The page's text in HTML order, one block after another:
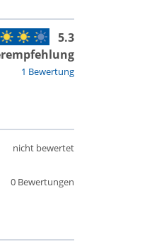
1 Bewertung
5.3
0 Bewertungen
nicht bewertet